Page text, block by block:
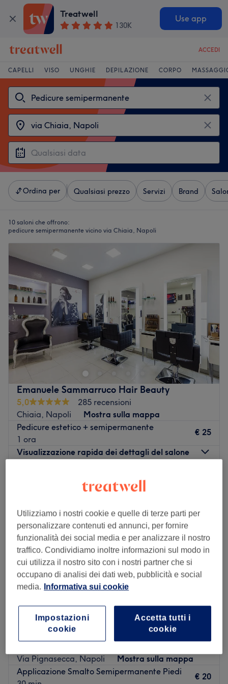
Treatwell
130K
Use app
ACCEDI
CAPELLI VISO UNGHIE DEPILAZIONE CORPO
Ordina per Qualsiasi prezzo Servizi Brand
10 saloni che offrono:
pedicure semipermanente vicino via Chiaia, Napoli
Emanuele Sammarruco Hair Beauty
5,0
285 recensioni
Chiaia, Napoli
Mostra sulla mappa
Pedicure estetico + semipermanente
1 ora
€ 25
Visualizzazione rapida dei dettagli del salone
Giovedì
09:00–19:00
Venerdì
08:45–19:00
Sabato
09:00–19:00
Domenica
Chiuso
Hair Beauty è l'elegante boutique di Emanuele
Sammarruco che si trova in Vico Vetriera 10, a pochi
di Napoli.
Trasporto pubblico più vicino:
Fermata bus Vico Vetriera.
Il team:
Un team esperto e cortese si prende cura di ogni cliente
con trattamenti personalizzati.
Mani da Fata
Via Pignasecca, Napoli
Mostra sulla mappa
Applicazione Smalto Semipermanente Piedi
€ 20
Utilizziamo i nostri cookie e quelle di terze parti per
personalizzare contenuti ed annunci, per fornire
funzionalità dei social media e per analizzare il nostro
traffico. Condividiamo inoltre informazioni sul modo in
cui utilizza il nostro sito con i nostri partner che si
occupano di analisi dei dati web, pubblicità e social
media. Informativa sui cookie
Accetta tutti i
cookie
Impostazioni
cookie